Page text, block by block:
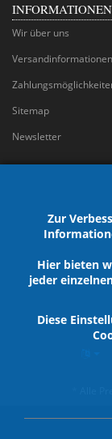
Zur
Hier bieten
jeder
Diese
INFORMATIONEN
Wir über uns
Versandinformationen
Sitemap
Newsletter
Alle